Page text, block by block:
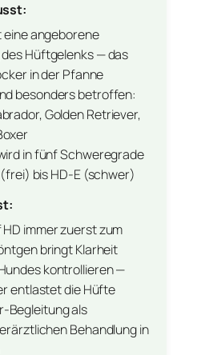
angeborene
Hüftgelenks — das
in der Pfanne
besonders betroffen:
Golden Retriever,
in fünf Schweregrade
bis HD-E (schwer)
immer zuerst zum
bringt Klarheit
kontrollieren —
entlastet die Hüfte
Begleitung als
Behandlung in